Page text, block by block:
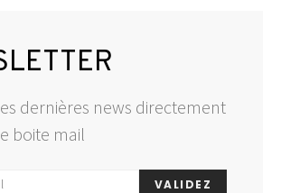
dernières news directement
boite mail
VALIDEZ